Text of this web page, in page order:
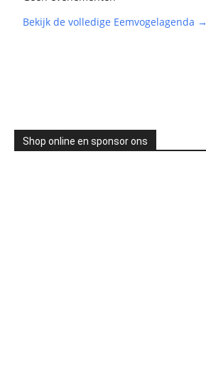
Bekijk de volledige Eemvogelagenda →
Shop online en sponsor ons